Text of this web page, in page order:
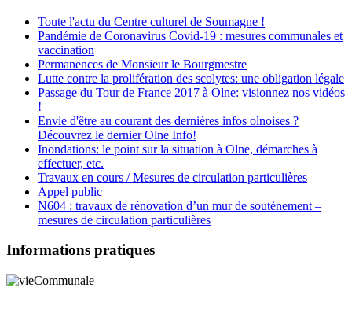
Toute l'actu du Centre culturel de Soumagne !
Pandémie de Coronavirus Covid-19 : mesures communales et
vaccination
Permanences de Monsieur le Bourgmestre
Lutte contre la prolifération des scolytes: une obligation légale
Passage du Tour de France 2017 à Olne: visionnez nos vidéos
!
Envie d'être au courant des dernières infos olnoises ?
Découvrez le dernier Olne Info!
Inondations: le point sur la situation à Olne, démarches à
effectuer, etc.
Travaux en cours / Mesures de circulation particulières
Appel public
N604 : travaux de rénovation d’un mur de soutènement –
mesures de circulation particulières
Informations pratiques